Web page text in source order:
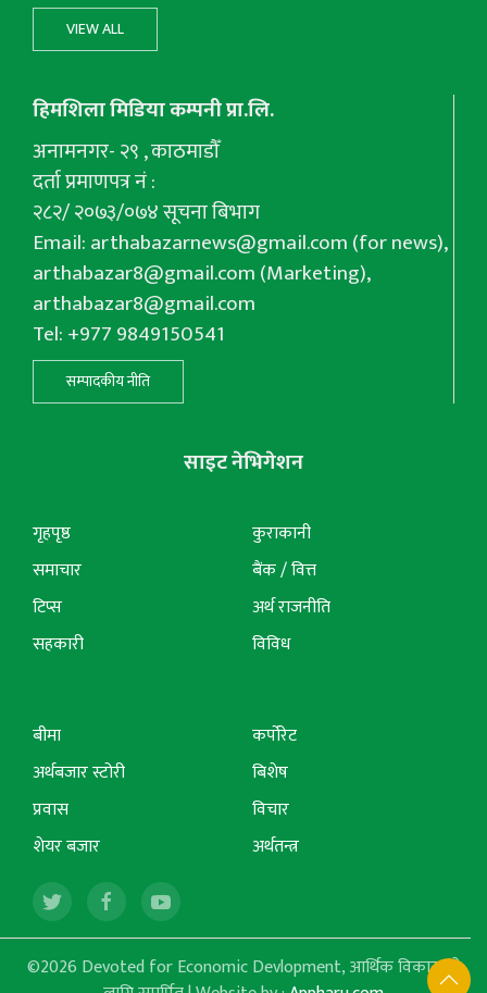
VIEW ALL
हिमशिला मिडिया कम्पनी प्रा.लि.
अनामनगर- २९ , काठमाडौँ
दर्ता प्रमाणपत्र नं :
२८२/ २०७३/०७४ सूचना बिभाग
Email:arthabazarnews@gmail.com(for news),
arthabazar8@gmail.com(Marketing),
arthabazar8@gmail.com
Tel: +977 9849150541
सम्पादकीय नीति
साइट नेभिगेशन
गृहपृष्ठ
समाचार
टिप्स
सहकारी
कुराकानी
बैंक / वित्त
अर्थ राजनीति
विविध
बीमा
अर्थबजार स्टोरी
प्रवास
शेयर बजार
कर्पोरेट
बिशेष
विचार
अर्थतन्त्र
©2026 Devoted for Economic Devlopment, आर्थिक विकासको